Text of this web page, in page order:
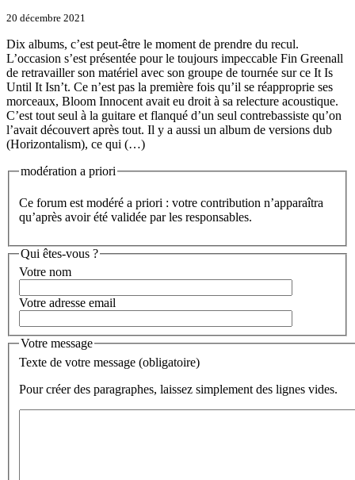
20 décembre 2021
Dix albums, c’est peut-être le moment de prendre du recul.
L’occasion s’est présentée pour le toujours impeccable Fin Greenall
de retravailler son matériel avec son groupe de tournée sur ce It Is
Until It Isn’t. Ce n’est pas la première fois qu’il se réapproprie ses
morceaux, Bloom Innocent avait eu droit à sa relecture acoustique.
C’est tout seul à la guitare et flanqué d’un seul contrebassiste qu’on
l’avait découvert après tout. Il y a aussi un album de versions dub
(Horizontalism), ce qui (…)
modération a priori
Ce forum est modéré a priori : votre contribution n’apparaîtra
qu’après avoir été validée par les responsables.
Qui êtes-vous ?
Votre nom
Votre adresse email
Votre message
Texte de votre message (obligatoire)
Pour créer des paragraphes, laissez simplement des lignes vides.